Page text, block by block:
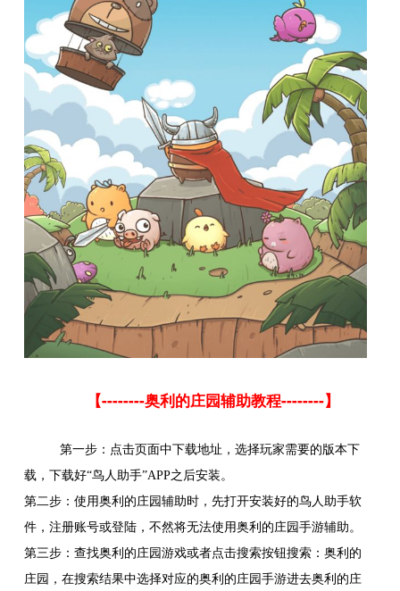
【--------奥利的庄园辅助教程--------】
第一步：点击页面中下载地址，选择玩家需要的版本下
载，下载好“鸟人助手”APP之后安装。
第二步：使用奥利的庄园辅助时，先打开安装好的鸟人助手软
件，注册账号或登陆，不然将无法使用奥利的庄园手游辅助。
第三步：查找奥利的庄园游戏或者点击搜索按钮搜索：奥利的
庄园，在搜索结果中选择对应的奥利的庄园手游进去奥利的庄